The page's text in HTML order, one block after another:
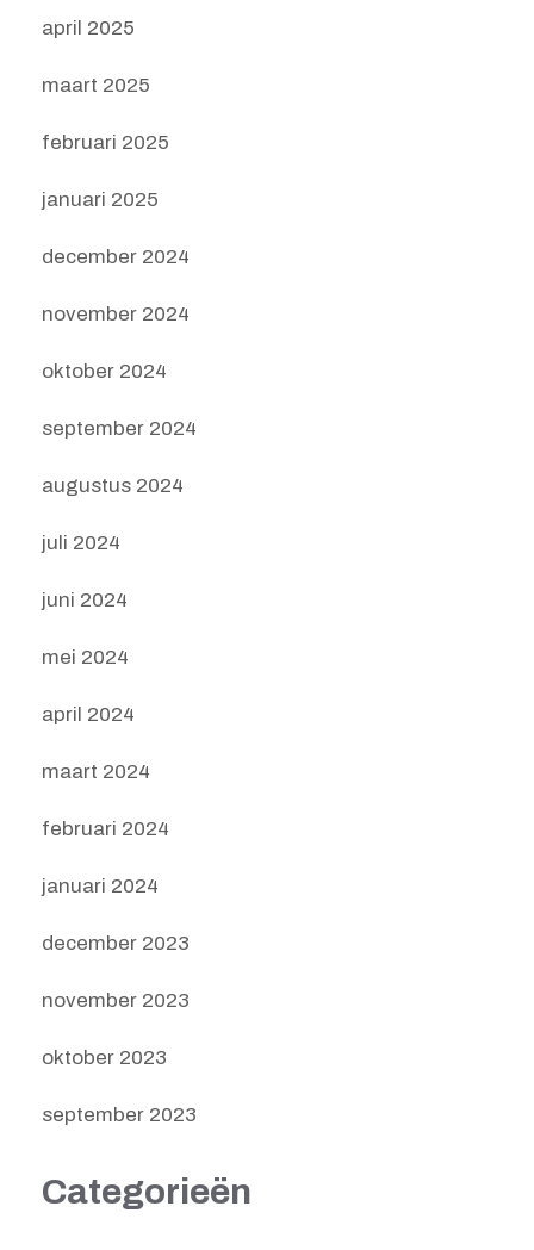
april 2025
maart 2025
februari 2025
januari 2025
december 2024
november 2024
oktober 2024
september 2024
augustus 2024
juli 2024
juni 2024
mei 2024
april 2024
maart 2024
februari 2024
januari 2024
december 2023
november 2023
oktober 2023
september 2023
Categorieën